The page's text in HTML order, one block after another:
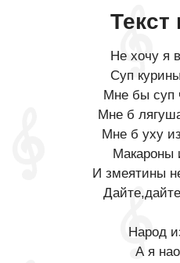
Текст
Не хочу я
Суп
Мне бы суп
Мне б
Мне б уху
Макароны
И змеятины
Народ
А я